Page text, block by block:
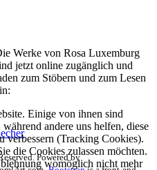
Werke von Rosa Luxemburg
jetzt online zugänglich und
zum Stöbern und zum Lesen
Powered by
Einige von ihnen sind
andere uns helfen, diese
verbessern (Tracking Cookies).
die Cookies zulassen möchten.
womöglich nicht mehr